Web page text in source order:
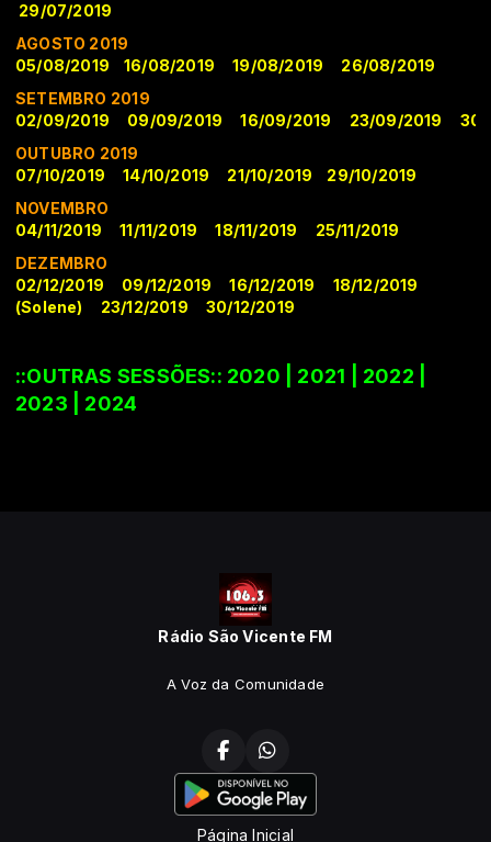
29/07/2019
AGOSTO 2019
05/08/2019
16/08/2019 19/08/2019
26/08/2019
SETEMBRO 2019
02/09/2019
09/09/2019 16/09/2019 23/09/2019
30/
OUTUBRO 2019
07/10/2019
14/10/2019 21/10/2019
29/10/2019
NOVEMBRO
04/11/2019
11/11/2019 18/11/2019
25/11/2019
DEZEMBRO
02/12/2019
09/12/2019 16/12/2019
18/12/2019
(Solene)
23/12/2019 30/12/2019
::OUTRAS SESSÕES:: 2020 2021 2022
2023
2024
Rádio São Vicente FM
A Voz da Comunidade
Página Inicial